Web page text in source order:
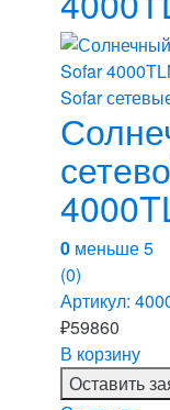
Sofar
0 меньше 5
(0)
Артикул:
₽59860
В корзину
Оставить